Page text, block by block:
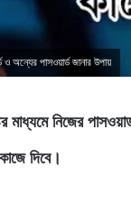
ও অন্যের পাসওয়ার্ড জানার উপায়
মাধ্যমে নিজের
দিবে।